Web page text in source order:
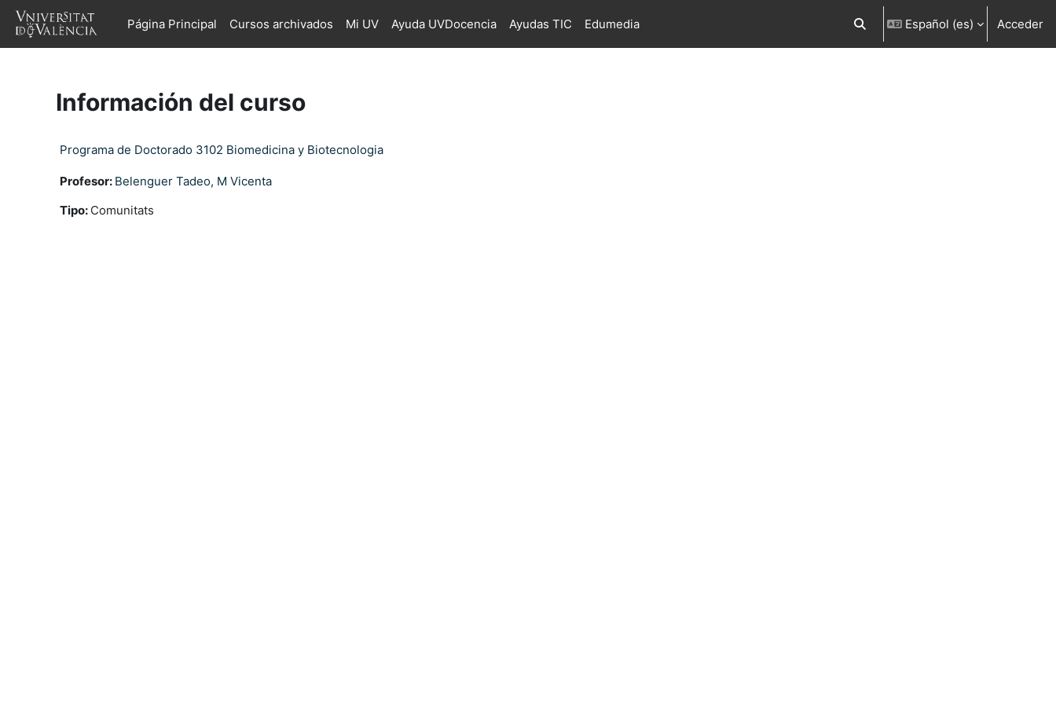
Salta al contenido principal
Página Principal
Cursos archivados Mi UV Ayuda UVDocencia Ayudas TIC Edumedia Selector de búsqueda de entrada
Español ‎(es)‎ Acceder
Información del curso
Programa de Doctorado 3102 Biomedicina y Biotecnologia
Profesor: Belenguer Tadeo, M Vicenta
Tipo: Comunitats